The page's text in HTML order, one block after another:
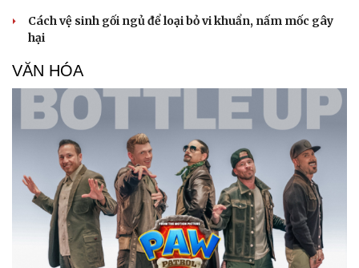
Cách vệ sinh gối ngủ để loại bỏ vi khuẩn, nấm mốc gây
hại
VĂN HÓA